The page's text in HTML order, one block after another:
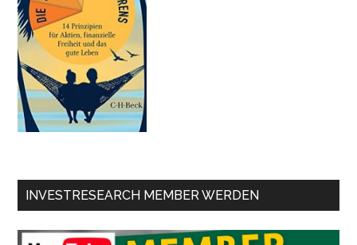
INVESTRESEARCH MEMBER WERDEN